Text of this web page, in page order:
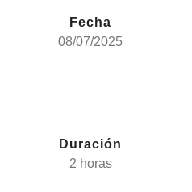
Fecha
08/07/2025
Duración
2 horas